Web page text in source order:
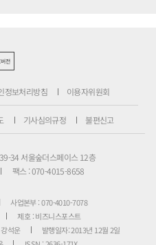
전
정보처리방침 이용자위원회
기사심의규정 불편신고
34 서울숲더스페이스 12층
팩스 : 070-4015-8658
사업본부 : 070-4010-7078
제호 : 비즈니스포스트
석운
발행일자: 2013년 12월 2일